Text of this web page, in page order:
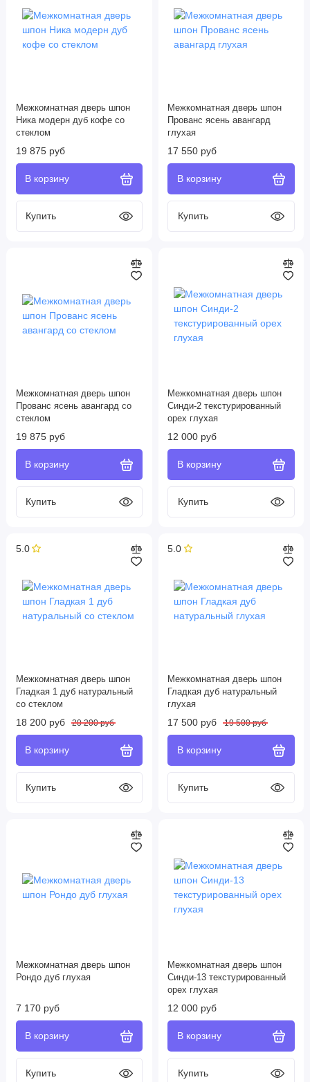
Межкомнатная дверь шпон
Ника модерн дуб кофе со
стеклом
19 875 руб
Межкомнатная дверь шпон
Прованс ясень авангард
глухая
17 550 руб
Межкомнатная дверь шпон
Прованс ясень авангард со
стеклом
19 875 руб
Межкомнатная дверь шпон
Синди-2 текстурированный
орех глухая
12 000 руб
5.0
Межкомнатная дверь шпон
Гладкая 1 дуб натуральный
со стеклом
18 200 руб 20 200 руб
5.0
Межкомнатная дверь шпон
Гладкая дуб натуральный
глухая
17 500 руб 19 500 руб
Межкомнатная дверь шпон
Рондо дуб глухая
7 170 руб
Межкомнатная дверь шпон
Синди-13 текстурированный
орех глухая
12 000 руб